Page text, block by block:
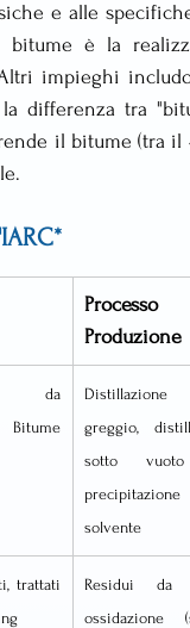
e alle
è la
impieghi
differenza tra
il bitume (tra il
Produzione
da
Bitume
greggio,
sotto
solvente
trattati
Residui da
ossidazione